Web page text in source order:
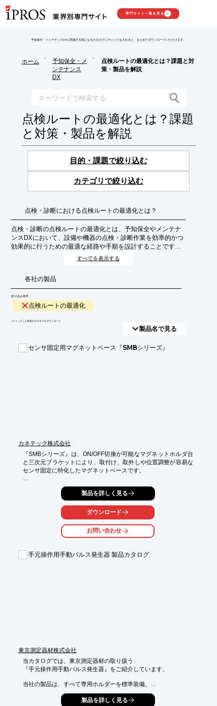
専門サイト一覧を見る
予知保全・メンテナンスDXに関連する気になるカタログにチェックを入れると、まとめてダウンロードいただけます。
ホーム
>
予知保全・メ
ンテナンス
DX
>
点検ルートの最適化とは？課題と対
策・製品を解説
点検ルートの最適化とは？課題
と対策・製品を解説
目的・課題で絞り込む
カテゴリで絞り込む
点検・診断における点検ルートの最適化とは？
点検・診断の点検ルートの最適化とは、予知保全やメンテナ
ンスDXにおいて、設備や機器の点検・診断作業を効率的かつ
効果的に行うための最適な経路や手順を設計することです。
これにより、点検時間の短縮、コスト削減、見落としの防
止、そして最終的には設備の信頼性向上とダウンタイムの最
すべてを表示する
各社の製品
絞り込み条件：
点検ルートの最適化
​▼チェックした製品のカタログをダウンロード
製品名で見る
センサ固定用マグネットベース『SMBシリーズ』
カネテック株式会社
『SMBシリーズ』は、ON/OFF切換が可能なマグネットホルダ台
と三次元ブラケットにより、取付け、取外しや位置調整が容易な
センサ固定に特化したマグネットベースです。
「SMB-1」は、取付板を長穴仕様とすることで各種センサ取付に
「SMB-1M」は、反射板の標準付属で即使用が可能です。
また、強力な吸着力で垂直面、曲面にも取付ができます。
■長穴仕様の取付板で各種センサ取付に対応（SMB-1）
■マグネットホルダ台は ON/OFF切換が可能で設置が容易
製品を詳しく見る
ダウンロード
お問い合わせ
手元操作用手動パルス発生器 製品カタログ
東京測定器材株式会社
当カタログでは、東京測定器材の取り扱う
『手元操作用手動パルス発生器』をご紹介しています。
当社の製品は、すべて専用ホルダーを標準装備。
オプションで本体背面にはマグネットの装着が可能で、
固定方法が広がります。 製品を詳しく見る